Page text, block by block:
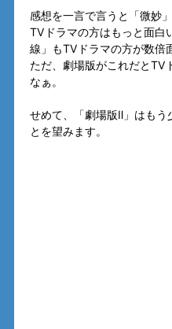
感想を一言で言うと「微妙」
TVドラマの方はもっと面白
線」もTVドラマの方が数倍
ただ、劇場版がこれだとTV
なぁ。
せめて、「劇場版Ⅱ」はもう
とを望みます。